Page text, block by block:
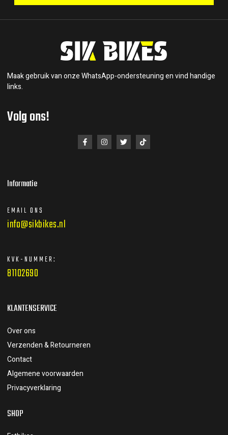
Maak gebruik van onze WhatsApp-ondersteuning en vind handige
links.
Volg ons!
Informatie
EMAIL ONS
info@sikbikes.nl
KVK-NUMMER:
81102690
KLANTENSERVICE
Over ons
Verzenden & Retourneren
Contact
Algemene voorwaarden
Privacyverklaring
SHOP